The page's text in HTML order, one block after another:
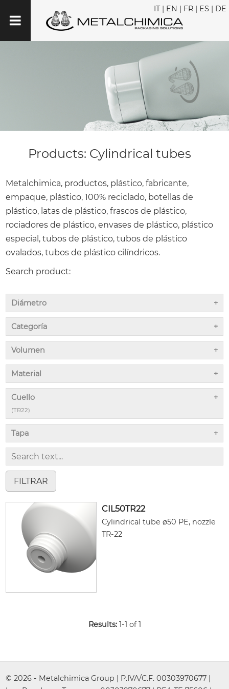
IT| EN | FR | ES | DE
Products: Cylindrical tubes
Metalchimica, productos, plástico, fabricante,
empaque, plástico, 100% reciclado, botellas de
plástico, latas de plástico, frascos de plástico,
rociadores de plástico, envases de plástico, plástico
especial, tubos de plástico, tubos de plástico
ovalados, tubos de plástico cilíndricos.
Search product:
Diámetro
Categoría
Volumen
Material
Cuello
(TR22)
Tapa
CIL50TR22
Cylindrical tube ø50 PE, nozzle
TR-22
Results:1-1 of 1
© 2026 - Metalchimica Group | P.IVA/C.F. 00303970677 |